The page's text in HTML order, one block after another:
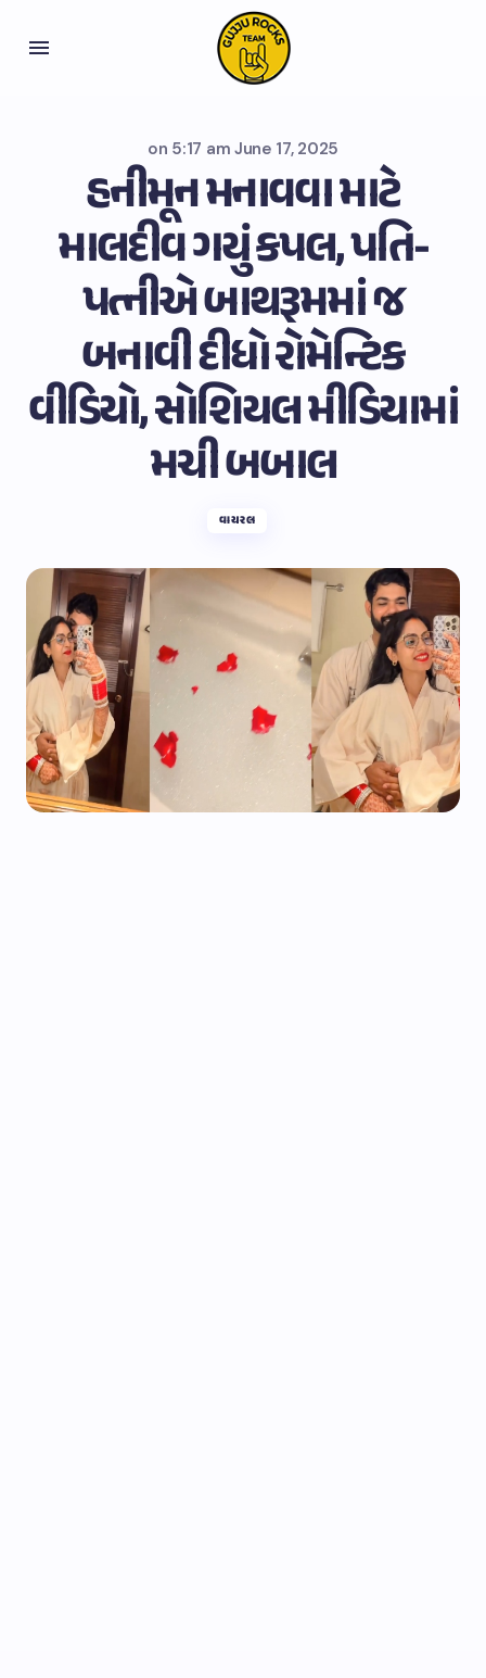
on 5:17 am June 17, 2025
હનીમૂન મનાવવા માટે
માલદીવ ગયું કપલ, પતિ-
પત્નીએ બાથરૂમમાં જ
બનાવી દીધો રોમેન્ટિક
વીડિયો, સોશિયલ મીડિયામાં
મચી બબાલ
વાયરલ